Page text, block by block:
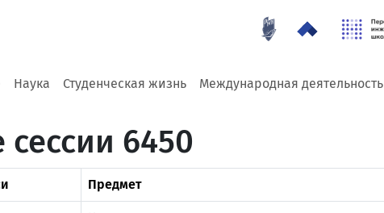
Наука Студенческая жизнь Международная деятельность
6450
Предмет